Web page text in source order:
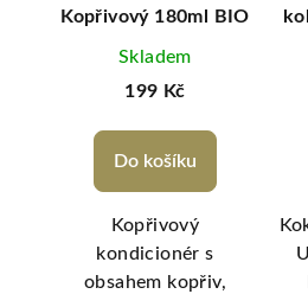
Kopřivový 180ml BIO
Skladem
199 Kč
Do košíku
Kopřivový
kondicionér s
obsahem kopřiv,